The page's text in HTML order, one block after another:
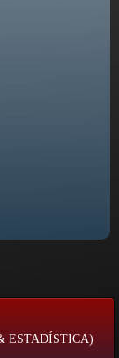
ESTADÍSTICA)